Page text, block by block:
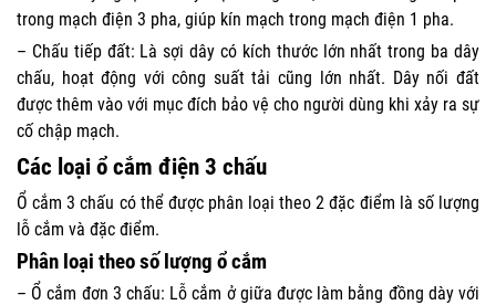
trong mạch điện 3 pha, giúp kín mạch trong mạch điện 1 pha.
– Chấu tiếp đất: Là sợi dây có kích thước lớn nhất trong ba dây
chấu, hoạt động với công suất tải cũng lớn nhất. Dây nối đất
được thêm vào với mục đích bảo vệ cho người dùng khi xảy ra sự
cố chập mạch.
Các loại ổ cắm điện 3 chấu
Ổ cắm 3 chấu có thể được phân loại theo 2 đặc điểm là số lượng
lỗ cắm và đặc điểm.
Phân loại theo số lượng ổ cắm
– Ổ cắm đơn 3 chấu: Lỗ cắm ở giữa được làm bằng đồng dày với